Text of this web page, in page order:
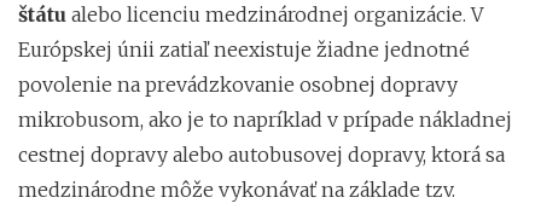
štátu alebo licenciu medzinárodnej organizácie. V
Európskej únii zatiaľ neexistuje žiadne jednotné
povolenie na prevádzkovanie osobnej dopravy
mikrobusom, ako je to napríklad v prípade nákladnej
cestnej dopravy alebo autobusovej dopravy, ktorá sa
medzinárodne môže vykonávať na základe tzv.